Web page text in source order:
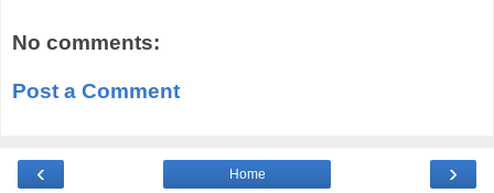
No comments:
Post a Comment
‹ ›
Home